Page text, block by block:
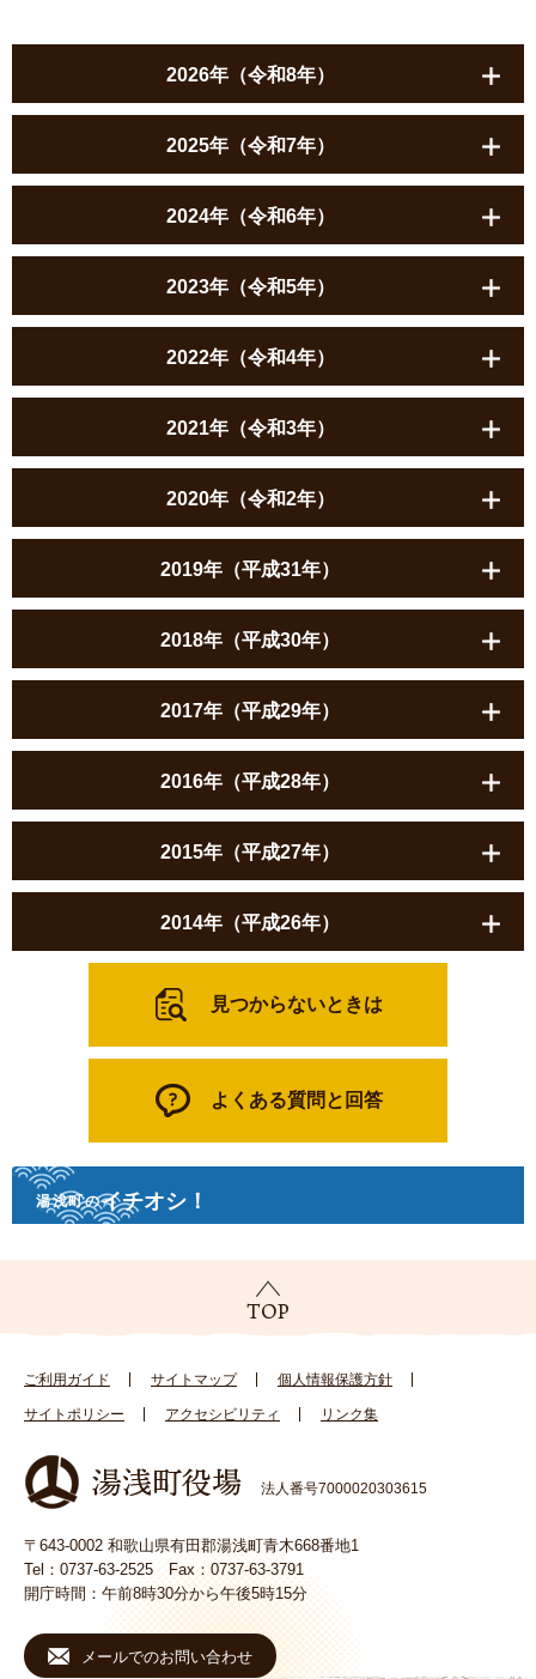
2026年（令和8年）
2025年（令和7年）
2024年（令和6年）
2023年（令和5年）
2022年（令和4年）
2021年（令和3年）
2020年（令和2年）
2019年（平成31年）
2018年（平成30年）
2017年（平成29年）
2016年（平成28年）
2015年（平成27年）
2014年（平成26年）
見つからないときは
よくある質問と回答
湯浅町のイチオシ！
ご利用ガイド サイトマップ 個人情報保護方針
サイトポリシー アクセシビリティ リンク集
法人番号7000020303615
〒643-0002 和歌山県有田郡湯浅町青木668番地1
Tel：0737-63-2525 Fax：0737-63-3791
開庁時間：午前8時30分から午後5時15分
メールでのお問い合わせ